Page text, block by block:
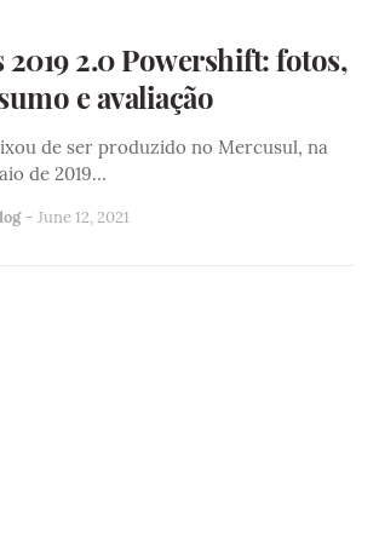
2019 2.0 Powershift: fotos,
e avaliação
de ser produzido no Mercusul, na
de 2019…
- June 12, 2021